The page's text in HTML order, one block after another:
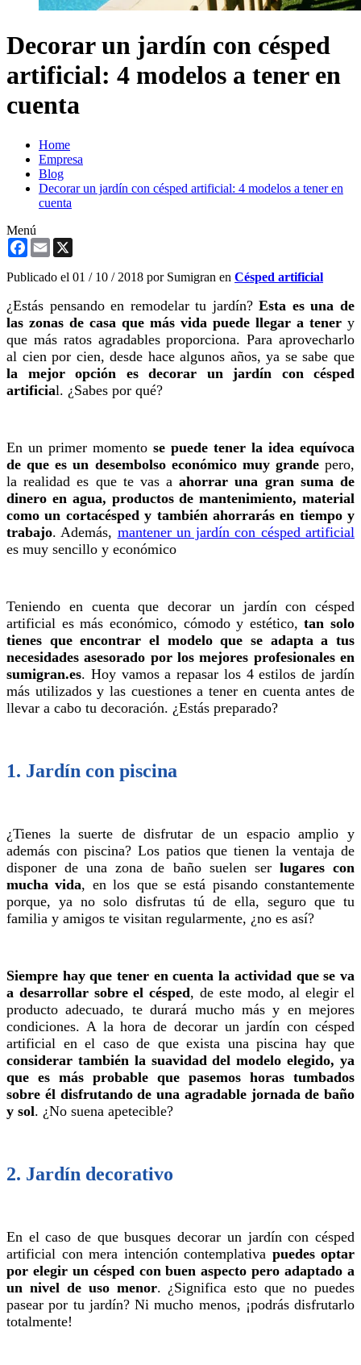
Decorar un jardín con césped
artificial: 4 modelos a tener en
cuenta
Home
Empresa
Blog
Decorar un jardín con césped artificial: 4 modelos a tener en
cuenta
Menú
Facebook
Email
Publicado el 01 / 10 / 2018 por Sumigran en Césped artificial
¿Estás pensando en remodelar tu jardín?Esta es una de
las zonas de casa que más vida puede llegar a tener y
que más ratos agradables proporciona. Para aprovecharlo
al cien por cien, desde hace algunos años, ya se sabe que
la mejor opción es decorar un jardín con césped
artificial. ¿Sabes por qué?
En un primer momento se puede tener la idea equívoca
de que es un desembolso económico muy grandepero,
la realidad es que te vas aahorrar una gran suma de
dinero en agua, productos de mantenimiento, material
como un cortacésped y también ahorrarás en tiempo y
trabajo. Además, mantener un jardín con césped artificial
es muy sencillo y económico
Teniendo en cuenta que decorar un jardín con césped
artificial es más económico, cómodo y estético,tan solo
tienes que encontrar el modelo que se adapta a tus
necesidades asesorado por los mejores profesionales en
sumigran.es. Hoy vamos a repasar los 4 estilos de jardín
más utilizados y las cuestiones a tener en cuenta antes de
llevar a cabo tu decoración. ¿Estás preparado?
1. Jardín con piscina
¿Tienes la suerte de disfrutar de un espacio amplio y
además con piscina? Los patios que tienen la ventaja de
disponer de una zona de baño suelen serlugares con
mucha vida, en los que se está pisando constantemente
porque, ya no solo disfrutas tú de ella, seguro que tu
familia y amigos te visitan regularmente, ¿no es así?
Siempre hay que tener en cuenta la actividad que se va
a desarrollar sobre el césped, de este modo, al elegir el
producto adecuado, te durará mucho más y en mejores
condiciones. A la hora de decorar un jardín con césped
artificial en el caso de que exista una piscina hay que
considerar también la suavidad del modelo elegido, ya
que es más probable que pasemos horas tumbados
sobre él disfrutando de una agradable jornada de baño
y sol. ¿No suena apetecible?
2. Jardín decorativo
En el caso de que busques decorar un jardín con césped
artificial con mera intención contemplativa puedes optar
por elegir un césped con buen aspecto pero adaptado a
un nivel de uso menor. ¿Significa esto que no puedes
pasear por tu jardín? Ni mucho menos, ¡podrás disfrutarlo
totalmente!